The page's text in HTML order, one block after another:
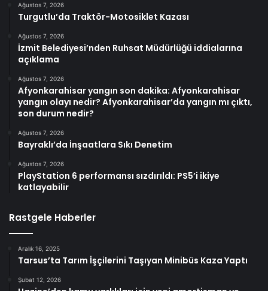
Ağustos 7, 2026
Turgutlu’da Traktör-Motosiklet Kazası
Ağustos 7, 2026
İzmit Belediyesi’nden Ruhsat Müdürlüğü iddialarına
açıklama
Ağustos 7, 2026
Afyonkarahisar yangın son dakika: Afyonkarahisar
yangın olayı nedir? Afyonkarahisar’da yangın mı çıktı,
son durum nedir?
Ağustos 7, 2026
Bayraklı’da İnşaatlara Sıkı Denetim
Ağustos 7, 2026
PlayStation 6 performansı sızdırıldı: PS5’i ikiye
katlayabilir
Rastgele Haberler
Aralık 16, 2025
Tarsus’ta Tarım İşçilerini Taşıyan Minibüs Kaza Yaptı
Şubat 12, 2026